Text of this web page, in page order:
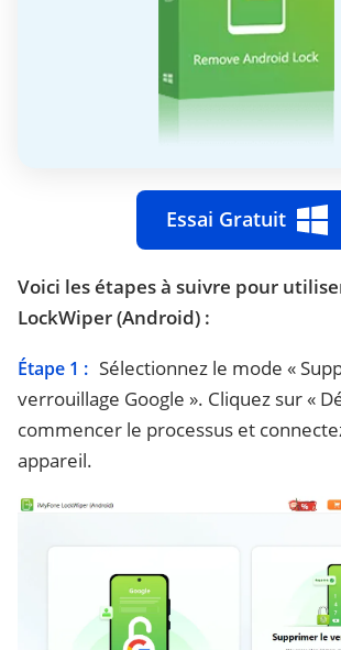
Essai Gratuit
Voici les étapes à suivre pour
LockWiper (Android) :
Étape 1 : Sélectionnez le mode «
verrouillage Google ». Cliquez sur «
commencer le processus et
appareil.